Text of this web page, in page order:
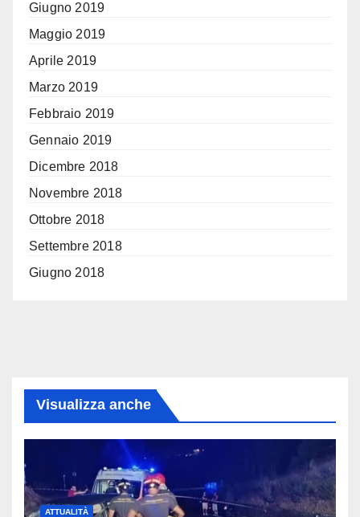
Giugno 2019
Maggio 2019
Aprile 2019
Marzo 2019
Febbraio 2019
Gennaio 2019
Dicembre 2018
Novembre 2018
Ottobre 2018
Settembre 2018
Giugno 2018
Visualizza anche
ATTUALITÀ